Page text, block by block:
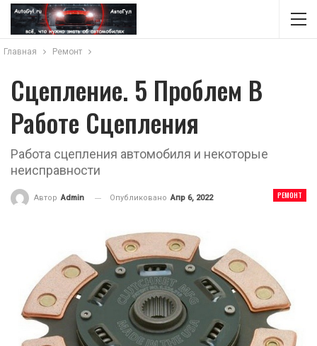
Главная Ремонт
Сцепление. 5 Проблем В
Работе Сцепления
Работа сцепления автомобиля и некоторые
неисправности
РЕМОНТ
Автор Admin Опубликовано Апр 6, 2022